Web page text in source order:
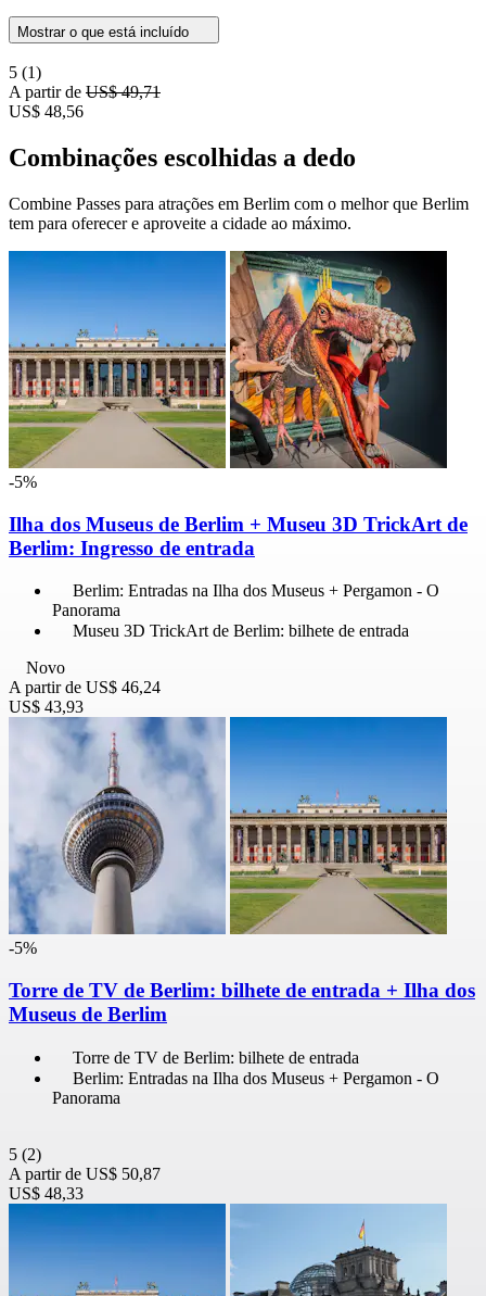
Mostrar o que está incluído
5 (1)
A partir de US$ 49,71
US$ 48,56
Combinações escolhidas a dedo
Combine Passes para atrações em Berlim com o melhor que Berlim
tem para oferecer e aproveite a cidade ao máximo.
-5%
Ilha dos Museus de Berlim + Museu 3D TrickArt de
Berlim: Ingresso de entrada
Berlim: Entradas na Ilha dos Museus + Pergamon - O
Panorama
Museu 3D TrickArt de Berlim: bilhete de entrada
Novo
A partir de US$ 46,24
US$ 43,93
-5%
Torre de TV de Berlim: bilhete de entrada + Ilha dos
Museus de Berlim
Torre de TV de Berlim: bilhete de entrada
Berlim: Entradas na Ilha dos Museus + Pergamon - O
Panorama
5 (2)
A partir de US$ 50,87
US$ 48,33